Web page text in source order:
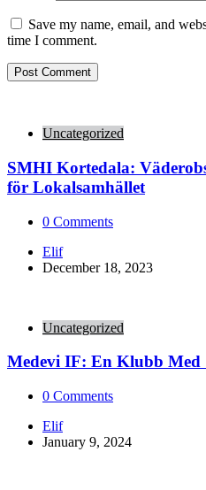
Save my name, email, and
time I comment.
Uncategorized
SMHI Kortedala:
för Lokalsamhället
0 Comments
Posted
by
Elif
December 18, 2023
Uncategorized
Medevi IF: En Klubb Med
0 Comments
Posted
by
Elif
January 9, 2024